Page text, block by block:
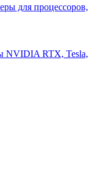
для процессоров,
NVIDIA RTX, Tesla,